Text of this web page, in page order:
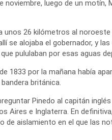
noviembre, luego de un
unos 26 kilómetros al
se alojaba el gobernador, y
pululaban por esas aguas
1833 por la mañana había
británica.
Pinedo al capitán
Aires e Inglaterra. En
de aislamiento en el que las